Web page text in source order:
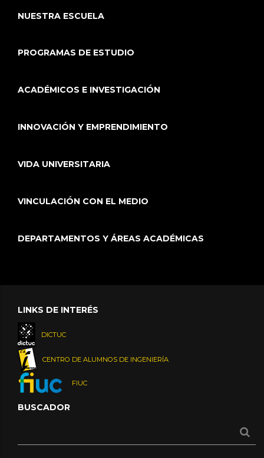
NUESTRA ESCUELA
PROGRAMAS DE ESTUDIO
ACADÉMICOS E INVESTIGACIÓN
INNOVACIÓN Y EMPRENDIMIENTO
VIDA UNIVERSITARIA
VINCULACIÓN CON EL MEDIO
DEPARTAMENTOS Y ÁREAS ACADÉMICAS
LINKS DE INTERÉS
DICTUC
CENTRO DE ALUMNOS DE INGENIERÍA
FIUC
BUSCADOR